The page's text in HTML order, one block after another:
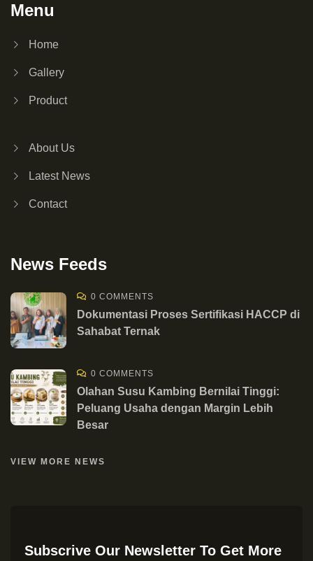
Menu
Home
Gallery
Product
About Us
Latest News
Contact
News Feeds
0 COMMENTS
Dokumentasi Proses Sertifikasi HACCP di
Sahabat Ternak
0 COMMENTS
Olahan Susu Kambing Bernilai Tinggi:
Peluang Usaha dengan Margin Lebih
Besar
VIEW MORE NEWS
Subscrive Our Newsletter To Get More